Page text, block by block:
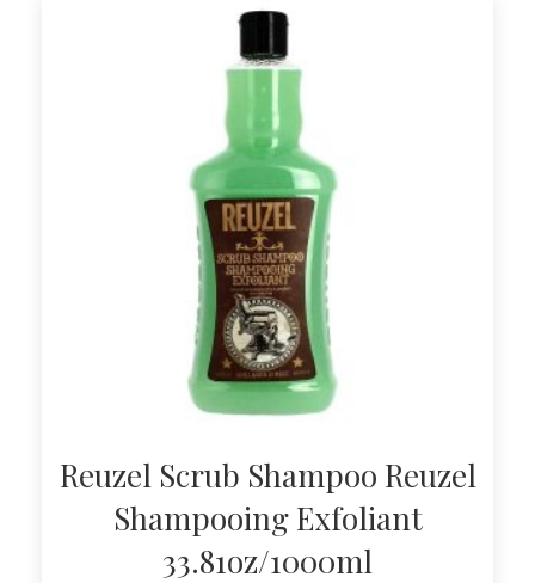
Reuzel Scrub Shampoo Reuzel
Shampooing Exfoliant
33.81oz/1000ml